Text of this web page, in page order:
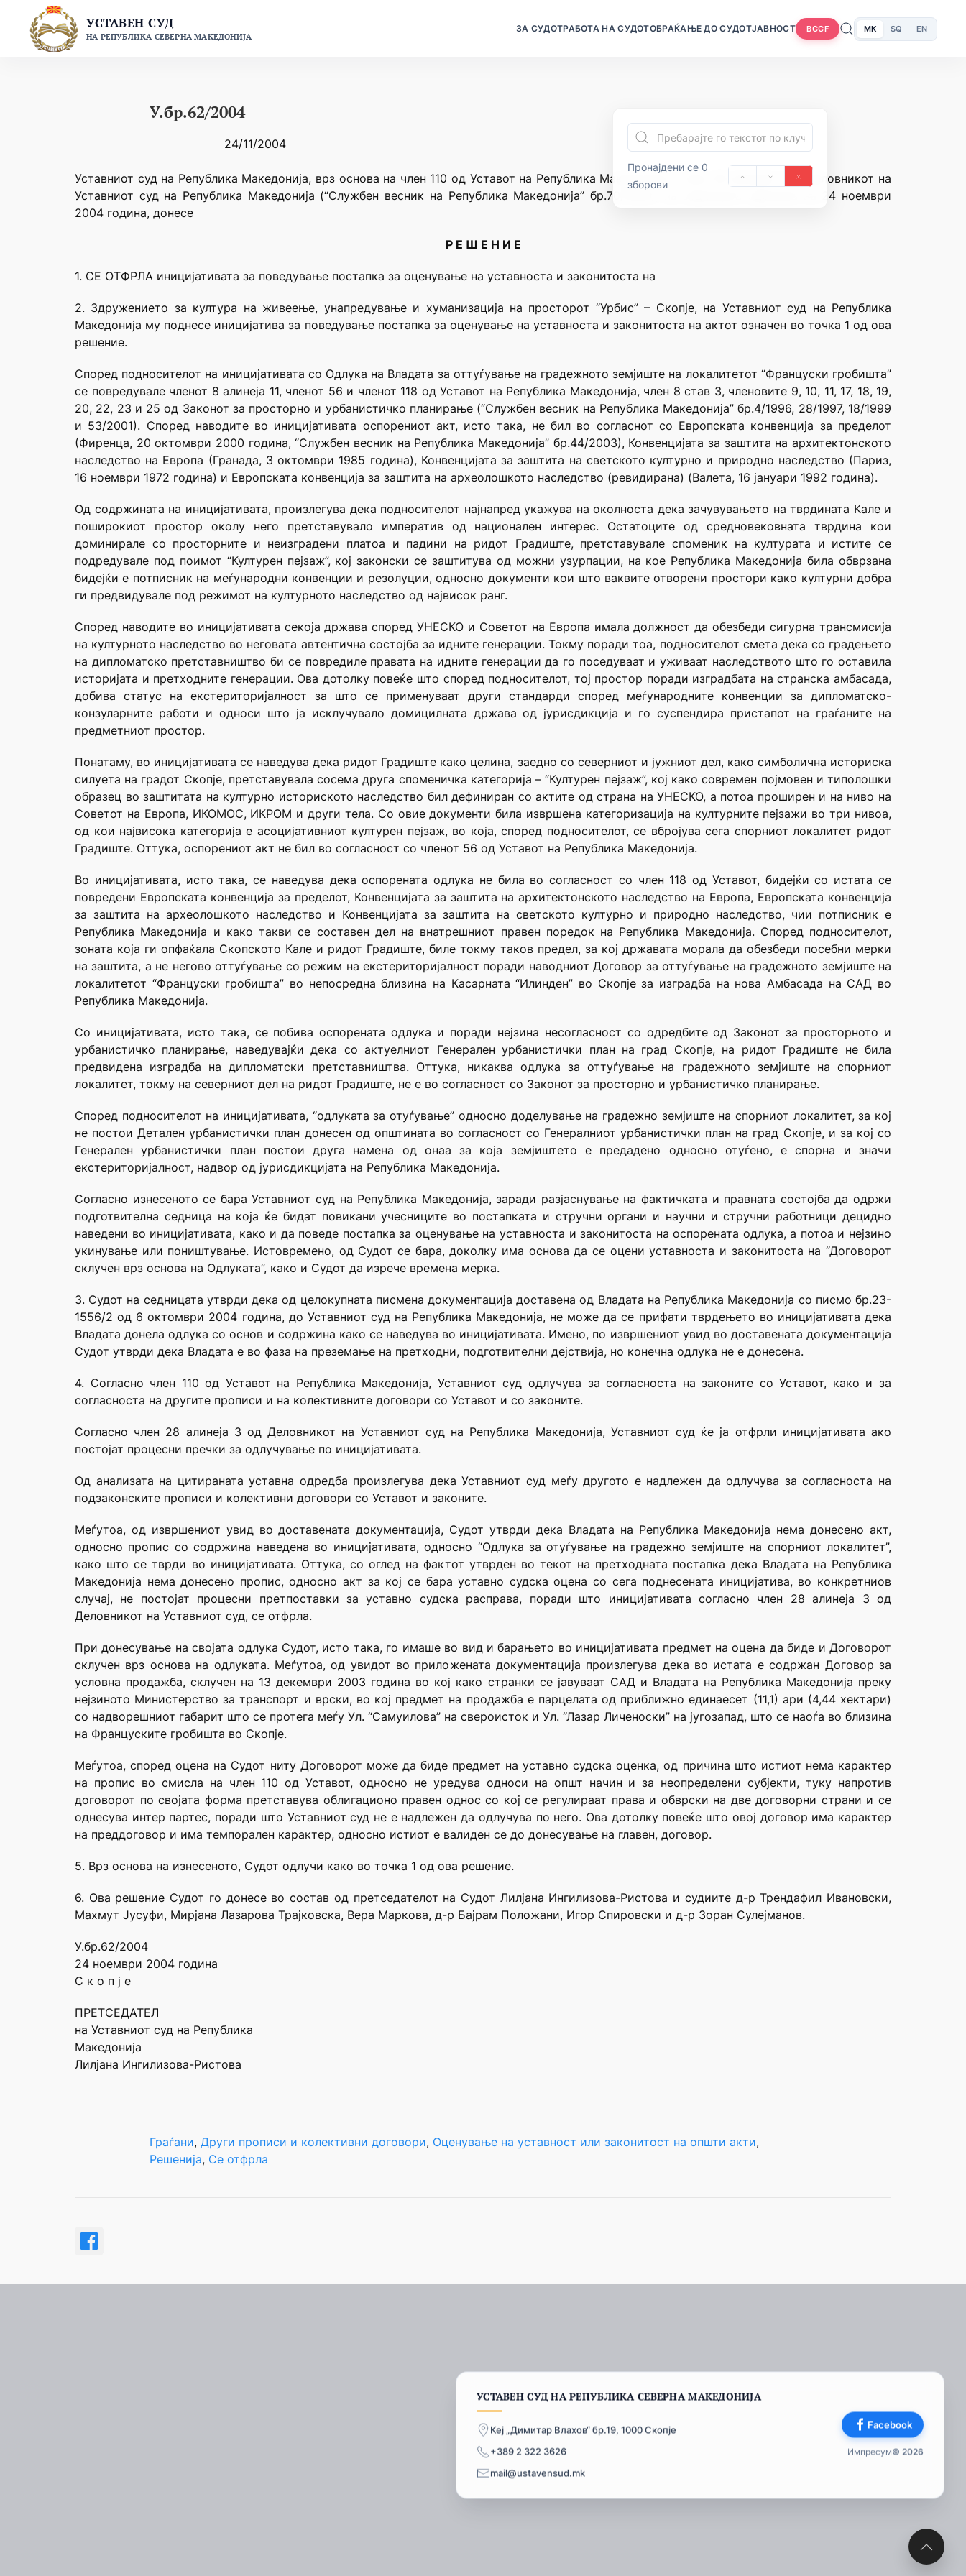
content
УСТАВЕН СУД
НА РЕПУБЛИКА СЕВЕРНА МАКЕДОНИЈА
ЗА СУДОТРАБОТА НА СУДОТОБРАЌАЊЕ ДО СУДОТЈАВНОСТ BCCF MK SQ EN
У.бр.62/2004
24/11/2004
Пронајдени се 0
зборови
Уставниот суд на Република Македонија, врз основа на член 110 од Уставот на Република Македонија и член 28 алинеја 3 од Деловникот на
Уставниот суд на Република Македонија (“Службен весник на Република Македонија” бр.70/1992), на седницата одржана на 24 ноември
2004 година, донесе
Р Е Ш Е Н И Е
1. СЕ ОТФРЛА иницијативата за поведување постапка за оценување на уставноста и законитоста на
2. Здружението за култура на живеење, унапредување и хуманизација на просторот “Урбис” – Скопје, на Уставниот суд на Република
Македонија му поднесе иницијатива за поведување постапка за оценување на уставноста и законитоста на актот означен во точка 1 од ова
решение.
Според подносителот на иницијативата со Одлука на Владата за оттуѓување на градежното земјиште на локалитетот “Француски гробишта”
се повредувале членот 8 алинеја 11, членот 56 и членот 118 од Уставот на Република Македонија, член 8 став 3, членовите 9, 10, 11, 17, 18, 19,
20, 22, 23 и 25 од Законот за просторно и урбанистичко планирање (“Службен весник на Република Македонија” бр.4/1996, 28/1997, 18/1999
и 53/2001). Според наводите во иницијативата оспорениот акт, исто така, не бил во согласнот со Европската конвенција за пределот
(Фиренца, 20 октомври 2000 година, “Службен весник на Република Македонија” бр.44/2003), Конвенцијата за заштита на архитектонското
наследство на Европа (Гранада, 3 октомври 1985 година), Конвенцијата за заштита на светското културно и природно наследство (Париз,
16 ноември 1972 година) и Европската конвенција за заштита на археолошкото наследство (ревидирана) (Валета, 16 јануари 1992 година).
Од содржината на иницијативата, произлегува дека подносителот најнапред укажува на околноста дека зачувувањето на тврдината Кале и
поширокиот простор околу него претставувало императив од национален интерес. Остатоците од средновековната тврдина кои
доминирале со просторните и неизградени платоа и падини на ридот Градиште, претставувале споменик на културата и истите се
подредувале под поимот “Културен пејзаж”, кој законски се заштитува од можни узурпации, на кое Република Македонија била обврзана
бидејќи е потписник на меѓународни конвенции и резолуции, односно документи кои што ваквите отворени простори како културни добра
ги предвидувале под режимот на културното наследство од највисок ранг.
Според наводите во иницијативата секоја држава според УНЕСКО и Советот на Европа имала должност да обезбеди сигурна трансмисија
на културното наследство во неговата автентична состојба за идните генерации. Токму поради тоа, подносителот смета дека со градењето
на дипломатско претставништво би се повредиле правата на идните генерации да го поседуваат и уживаат наследството што го оставила
историјата и претходните генерации. Ова дотолку повеќе што според подносителот, тој простор поради изградбата на странска амбасада,
добива статус на екстериторијалност за што се применуваат други стандарди според меѓународните конвенции за дипломатско-
конзуларните работи и односи што ја исклучувало домицилната држава од јурисдикција и го суспендира пристапот на граѓаните на
предметниот простор.
Понатаму, во иницијативата се наведува дека ридот Градиште како целина, заедно со северниот и јужниот дел, како симболична историска
силуета на градот Скопје, претставувала сосема друга споменичка категорија – “Културен пејзаж”, кој како современ појмовен и типолошки
образец во заштитата на културно историското наследство бил дефиниран со актите од страна на УНЕСКО, а потоа проширен и на ниво на
Советот на Европа, ИКОМОС, ИКРОМ и други тела. Со овие документи била извршена категоризација на културните пејзажи во три нивоа,
од кои највисока категорија е асоцијативниот културен пејзаж, во која, според подносителот, се вбројува сега спорниот локалитет ридот
Градиште. Оттука, оспорениот акт не бил во согласност со членот 56 од Уставот на Република Македонија.
Во иницијативата, исто така, се наведува дека оспорената одлука не била во согласност со член 118 од Уставот, бидејќи со истата се
повредени Европската конвенција за пределот, Конвенцијата за заштита на архитектонското наследство на Европа, Европската конвенција
за заштита на археолошкото наследство и Конвенцијата за заштита на светското културно и природно наследство, чии потписник е
Република Македонија и како такви се составен дел на внатрешниот правен поредок на Република Македонија. Според подносителот,
зоната која ги опфаќала Скопското Кале и ридот Градиште, биле токму таков предел, за кој државата морала да обезбеди посебни мерки
на заштита, а не негово оттуѓување со режим на екстериторијалност поради наводниот Договор за оттуѓување на градежното земјиште на
локалитетот “Француски гробишта” во непосредна близина на Касарната “Илинден” во Скопје за изградба на нова Амбасада на САД во
Република Македонија.
Со иницијативата, исто така, се побива оспорената одлука и поради нејзина несогласност со одредбите од Законот за просторното и
урбанистичко планирање, наведувајќи дека со актуелниот Генерален урбанистички план на град Скопје, на ридот Градиште не била
предвидена изградба на дипломатски претставништва. Оттука, никаква одлука за оттуѓување на градежното земјиште на спорниот
локалитет, токму на северниот дел на ридот Градиште, не е во согласност со Законот за просторно и урбанистичко планирање.
Според подносителот на иницијативата, “одлуката за отуѓување” односно доделување на градежно земјиште на спорниот локалитет, за кој
не постои Детален урбанистички план донесен од општината во согласност со Генералниот урбанистички план на град Скопје, и за кој со
Генерален урбанистички план постои друга намена од онаа за која земјиштето е предадено односно отуѓено, е спорна и значи
екстериторијалност, надвор од јурисдикцијата на Република Македонија.
Согласно изнесеното се бара Уставниот суд на Република Македонија, заради разјаснување на фактичката и правната состојба да одржи
подготвителна седница на која ќе бидат повикани учесниците во постапката и стручни органи и научни и стручни работници децидно
наведени во иницијативата, како и да поведе постапка за оценување на уставноста и законитоста на оспорената одлука, а потоа и нејзино
укинување или поништување. Истовремено, од Судот се бара, доколку има основа да се оцени уставноста и законитоста на “Договорот
склучен врз основа на Одлуката”, како и Судот да изрече времена мерка.
3. Судот на седницата утврди дека од целокупната писмена документација доставена од Владата на Република Македонија со писмо бр.23-
1556/2 од 6 октомври 2004 година, до Уставниот суд на Република Македонија, не може да се прифати тврдењето во иницијативата дека
Владата донела одлука со основ и содржина како се наведува во иницијативата. Имено, по извршениот увид во доставената документација
Судот утврди дека Владата е во фаза на преземање на претходни, подготвителни дејствија, но конечна одлука не е донесена.
4. Согласно член 110 од Уставот на Република Македонија, Уставниот суд одлучува за согласноста на законите со Уставот, како и за
согласноста на другите прописи и на колективните договори со Уставот и со законите.
Согласно член 28 алинеја 3 од Деловникот на Уставниот суд на Република Македонија, Уставниот суд ќе ја отфрли иницијативата ако
постојат процесни пречки за одлучување по иницијативата.
Од анализата на цитираната уставна одредба произлегува дека Уставниот суд меѓу другото е надлежен да одлучува за согласноста на
подзаконските прописи и колективни договори со Уставот и законите.
Меѓутоа, од извршениот увид во доставената документација, Судот утврди дека Владата на Република Македонија нема донесено акт,
односно пропис со содржина наведена во иницијативата, односно “Одлука за отуѓување на градежно земјиште на спорниот локалитет”,
како што се тврди во иницијативата. Оттука, со оглед на фактот утврден во текот на претходната постапка дека Владата на Република
Македонија нема донесено пропис, односно акт за кој се бара уставно судска оцена со сега поднесената иницијатива, во конкретниов
случај, не постојат процесни претпоставки за уставно судска расправа, поради што иницијативата согласно член 28 алинеја 3 од
Деловникот на Уставниот суд, се отфрла.
При донесување на својата одлука Судот, исто така, го имаше во вид и барањето во иницијативата предмет на оцена да биде и Договорот
склучен врз основа на одлуката. Меѓутоа, од увидот во приложената документација произлегува дека во истата е содржан Договор за
условна продажба, склучен на 13 декември 2003 година во кој како странки се јавуваат САД и Владата на Република Македонија преку
нејзиното Министерство за транспорт и врски, во кој предмет на продажба е парцелата од приближно единаесет (11,1) ари (4,44 хектари)
со надворешниот габарит што се протега меѓу Ул. “Самуилова” на свероисток и Ул. “Лазар Личеноски” на југозапад, што се наоѓа во близина
на Француските гробишта во Скопје.
Меѓутоа, според оцена на Судот ниту Договорот може да биде предмет на уставно судска оценка, од причина што истиот нема карактер
на пропис во смисла на член 110 од Уставот, односно не уредува односи на општ начин и за неопределени субјекти, туку напротив
договорот по својата форма претставува облигационо правен однос со кој се регулираат права и обврски на две договорни страни и се
однесува интер партес, поради што Уставниот суд не е надлежен да одлучува по него. Ова дотолку повеќе што овој договор има карактер
на преддоговор и има темпорален карактер, односно истиот е валиден се до донесување на главен, договор.
5. Врз основа на изнесеното, Судот одлучи како во точка 1 од ова решение.
6. Ова решение Судот го донесе во состав од претседателот на Судот Лилјана Ингилизова-Ристова и судиите д-р Трендафил Ивановски,
Махмут Јусуфи, Мирјана Лазарова Трајковска, Вера Маркова, д-р Бајрам Положани, Игор Спировски и д-р Зоран Сулејманов.
У.бр.62/2004
24 ноември 2004 година
С к о п ј е
ПРЕТСЕДАТЕЛ
на Уставниот суд на Република
Македонија
Лилјана Ингилизова-Ристова
Граѓани, Други прописи и колективни договори, Оценување на уставност или законитост на општи акти
Решенија, Се отфрла
УСТАВЕН СУД НА РЕПУБЛИКА СЕВЕРНА МАКЕДОНИЈА
Кеј „Димитар Влахов“ бр.19, 1000 Скопје
+389 2 322 3626
mail@ustavensud.mk
Facebook
Импресум© 2026